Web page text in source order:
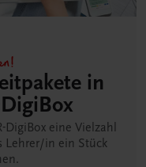
in
eine Vielzahl
Lehrer/in ein Stück